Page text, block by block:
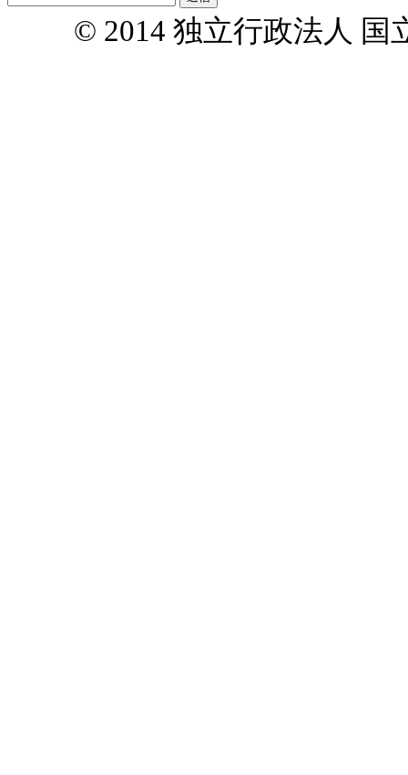
© 2014 独立行政法人 国